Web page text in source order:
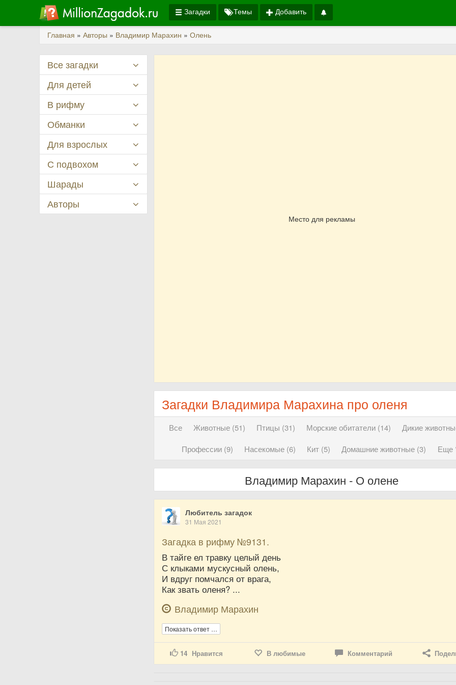
Загадки Темы Добавить
Главная » Авторы » Владимир Марахин » Олень
Место для рекламы
Загадки Владимира Марахина про оленя
Все Животные (51) Птицы (31) Морские обитатели (14)
Дикие
Профессии (9)
Насекомые (6) Кит (5) Домашние животные (3) Еще
Владимир Марахин - О олене
Любитель загадок
31 Мая 2021
Загадка в рифму №9131.
В тайге ел травку целый день
С клыками мускусный олень,
И вдруг помчался от врага,
Как звать оленя? ...
Владимир Марахин
Показать ответ …
14 Нравится В любимые Комментарий
Все загадки
Для детей
В рифму
Обманки
Для взрослых
С подвохом
Шарады
Авторы